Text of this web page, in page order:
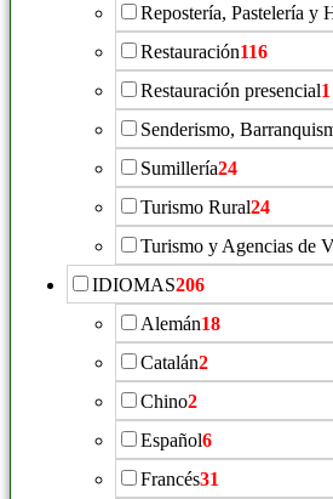
Repostería, Pastelería y
Restauración116
Restauración presencial1
Senderismo,
Sumillería24
Turismo Rural24
Turismo y Agencias de
IDIOMAS206
Alemán18
Catalán2
Chino2
Español6
Francés31